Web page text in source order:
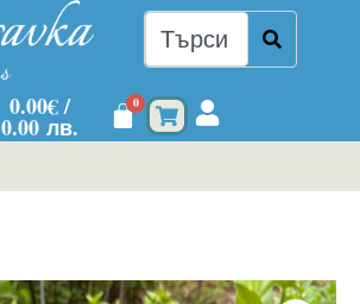
0.00€/
0.00 лв.
0